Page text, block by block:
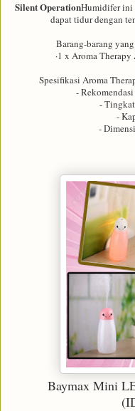
Silent OperationHumidifer ini
dapat tidur dengan
Barang-barang
·1 x Aroma
Spesifikasi Aroma
-
-
-
-
Baymax Mini